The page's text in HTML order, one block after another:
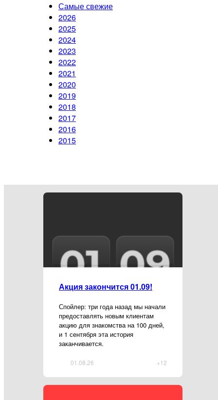
Самые свежие
2026
2025
2024
2023
2022
2021
2020
2019
2018
2017
2016
2015
Акция закончится 01.09!
Спойлер: три года назад мы начали
предоставлять новым клиентам
акцию для знакомства на 100 дней,
и 1 сентября эта история
заканчивается.
+12
01.08.26